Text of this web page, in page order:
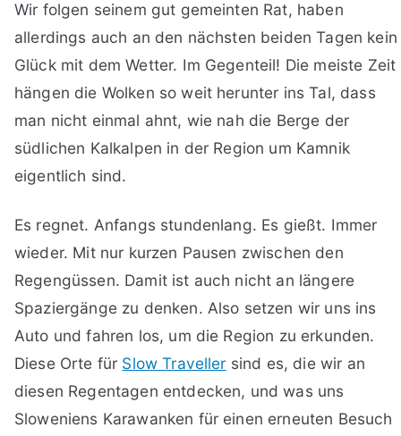
Wir folgen seinem gut gemeinten Rat, haben
allerdings auch an den nächsten beiden Tagen kein
Glück mit dem Wetter. Im Gegenteil! Die meiste Zeit
hängen die Wolken so weit herunter ins Tal, dass
man nicht einmal ahnt, wie nah die Berge der
südlichen Kalkalpen in der Region um Kamnik
eigentlich sind.
Es regnet. Anfangs stundenlang. Es gießt. Immer
wieder. Mit nur kurzen Pausen zwischen den
Regengüssen. Damit ist auch nicht an längere
Spaziergänge zu denken. Also setzen wir uns ins
Auto und fahren los, um die Region zu erkunden.
Diese Orte für Slow Traveller sind es, die wir an
diesen Regentagen entdecken, und was uns
Sloweniens Karawanken für einen erneuten Besuch